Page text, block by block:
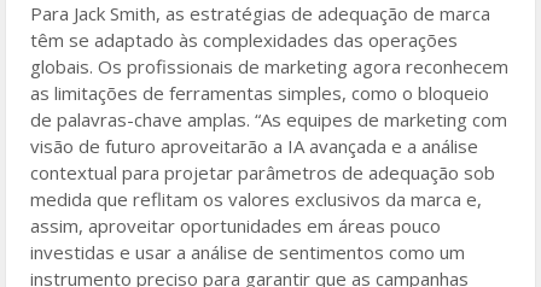
Para Jack Smith, as estratégias de adequação de marca
têm se adaptado às complexidades das operações
globais. Os profissionais de marketing agora reconhecem
as limitações de ferramentas simples, como o bloqueio
de palavras-chave amplas. “As equipes de marketing com
visão de futuro aproveitarão a IA avançada e a análise
contextual para projetar parâmetros de adequação sob
medida que reflitam os valores exclusivos da marca e,
assim, aproveitar oportunidades em áreas pouco
investidas e usar a análise de sentimentos como um
instrumento preciso para garantir que as campanhas